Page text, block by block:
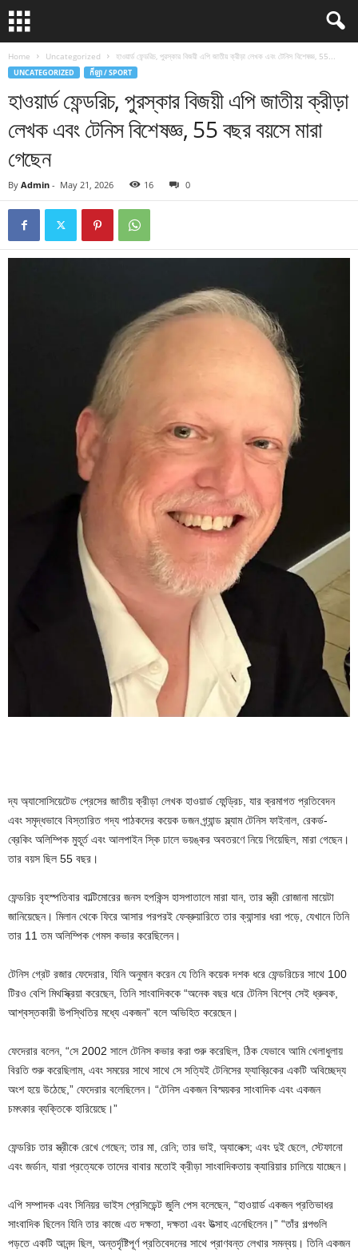
Home Uncategorized হাওয়ার্ড ফেন্ডরিচ, পুরস্কার বিজয়ী এপি জাতীয় ক্রীড়া লেখক এবং টেনিস বিশেষজ্ঞ, 55...
UNCATEGORIZED កីឡា / SPORT
হাওয়ার্ড ফেন্ডরিচ, পুরস্কার বিজয়ী এপি জাতীয় ক্রীড়া
লেখক এবং টেনিস বিশেষজ্ঞ, 55 বছর বয়সে মারা
গেছেন
By Admin - May 21, 2026 16 0
দ্য অ্যাসোসিয়েটেড প্রেসের জাতীয় ক্রীড়া লেখক হাওয়ার্ড ফেন্ড্রিচ, যার ক্রমাগত প্রতিবেদন
এবং সমৃদ্ধভাবে বিস্তারিত গদ্য পাঠকদের কয়েক ডজন গ্র্যান্ড স্ল্যাম টেনিস ফাইনাল, রেকর্ড-
ব্রেকিং অলিম্পিক মুহূর্ত এবং আলপাইন স্কি ঢালে ভয়ঙ্কর অবতরণে নিয়ে গিয়েছিল, মারা গেছেন।
তার বয়স ছিল 55 বছর।
ফেন্ডরিচ বৃহস্পতিবার বাল্টিমোরের জনস হপকিন্স হাসপাতালে মারা যান, তার স্ত্রী রোজানা মায়েটা
জানিয়েছেন। মিলান থেকে ফিরে আসার পরপরই ফেব্রুয়ারিতে তার ক্যান্সার ধরা পড়ে, যেখানে তিনি
তার 11 তম অলিম্পিক গেমস কভার করেছিলেন।
টেনিস গ্রেট রজার ফেদেরার, যিনি অনুমান করেন যে তিনি কয়েক দশক ধরে ফেন্ডরিচের সাথে 100
টিরও বেশি মিথস্ক্রিয়া করেছেন, তিনি সাংবাদিককে “অনেক বছর ধরে টেনিস বিশ্বে সেই ধ্রুবক,
আশ্বস্তকারী উপস্থিতির মধ্যে একজন” বলে অভিহিত করেছেন।
ফেদেরার বলেন, “সে 2002 সালে টেনিস কভার করা শুরু করেছিল, ঠিক যেভাবে আমি খেলাধুলায়
বিরতি শুরু করেছিলাম, এবং সময়ের সাথে সাথে সে সত্যিই টেনিসের ফ্যাব্রিকের একটি অবিচ্ছেদ্য
অংশ হয়ে উঠেছে,” ফেদেরার বলেছিলেন। “টেনিস একজন বিস্ময়কর সাংবাদিক এবং একজন
চমৎকার ব্যক্তিকে হারিয়েছে।”
ফেন্ডরিচ তার স্ত্রীকে রেখে গেছেন; তার মা, রেনি; তার ভাই, অ্যালেক্স; এবং দুই ছেলে, স্টেফানো
এবং জর্ডান, যারা প্রত্যেকে তাদের বাবার মতোই ক্রীড়া সাংবাদিকতায় ক্যারিয়ার চালিয়ে যাচ্ছেন।
এপি সম্পাদক এবং সিনিয়র ভাইস প্রেসিডেন্ট জুলি পেস বলেছেন, “হাওয়ার্ড একজন প্রতিভাধর
সাংবাদিক ছিলেন যিনি তার কাজে এত দক্ষতা, দক্ষতা এবং উত্সাহ এনেছিলেন।” “তাঁর গল্পগুলি
পড়তে একটি আনন্দ ছিল, অন্তর্দৃষ্টিপূর্ণ প্রতিবেদনের সাথে প্রাণবন্ত লেখার সমন্বয়। তিনি একজন